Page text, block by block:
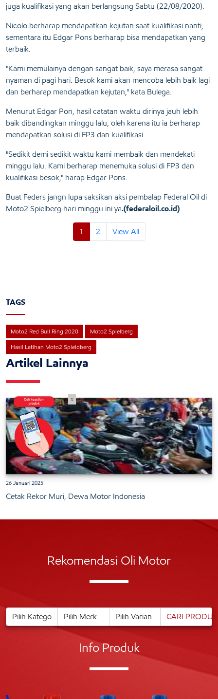
juga kualifikasi yang akan berlangsung Sabtu (22/08/2020).
Nicolo berharap mendapatkan kejutan saat kualifikasi nanti,
sementara itu Edgar Pons berharap bisa mendapatkan yang
terbaik.
"Kami memulainya dengan sangat baik, saya merasa sangat
nyaman di pagi hari. Besok kami akan mencoba lebih baik lagi
dan berharap mendapatkan kejutan," kata Bulega.
Menurut Edgar Pon, hasil catatan waktu dirinya jauh lebih
baik dibandingkan minggu lalu, oleh karena itu ia berharap
mendapatkan solusi di FP3 dan kualifikasi.
"Sedikit demi sedikit waktu kami membaik dan mendekati
minggu lalu. Kami berharap menemuka solusi di FP3 dan
kualifikasi besok," harap Edgar Pons.
Buat Feders jangn lupa saksikan aksi pembalap Federal Oil di
Moto2 Spielberg hari minggu ini ya.(federaloil.co.id)
1 2 View All
TAGS
Moto2 Red Bull Ring 2020 Moto2 Spielberg
Hasil Latihan Moto2 Spieldberg
Artikel Lainnya
26 Januari 2025
Cetak Rekor Muri, Dewa Motor Indonesia
Rekomendasi Oli Motor
Info Produk
x